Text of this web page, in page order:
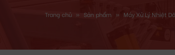
Trang chủ » Sản phẩm » Máy Xử Lý Nhiệt